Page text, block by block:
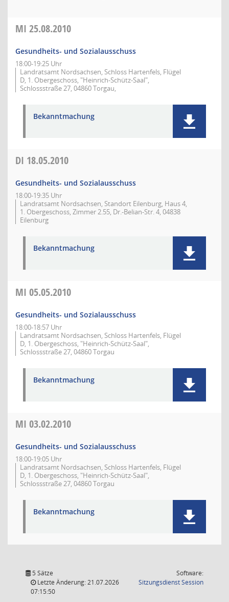
MI 25.08.2010
Gesundheits- und Sozialausschuss
18:00-19:25 Uhr
Landratsamt Nordsachsen, Schloss Hartenfels, Flügel
D, 1. Obergeschoss, "Heinrich-Schütz-Saal",
Schlossstraße 27, 04860 Torgau,
Bekanntmachung
DI 18.05.2010
Gesundheits- und Sozialausschuss
18:00-19:35 Uhr
Landratsamt Nordsachsen, Standort Eilenburg, Haus 4,
1. Obergeschoss, Zimmer 2.55, Dr.-Belian-Str. 4, 04838
Eilenburg
Bekanntmachung
MI 05.05.2010
Gesundheits- und Sozialausschuss
18:00-18:57 Uhr
Landratsamt Nordsachsen, Schloss Hartenfels, Flügel
D, 1. Obergeschoss, "Heinrich-Schütz-Saal",
Schlossstraße 27, 04860 Torgau
Bekanntmachung
MI 03.02.2010
Gesundheits- und Sozialausschuss
18:00-19:05 Uhr
Landratsamt Nordsachsen, Schloss Hartenfels, Flügel
D, 1. Obergeschoss, "Heinrich-Schütz-Saal",
Schlossstraße 27, 04860 Torgau
Bekanntmachung
5 Sätze
Letzte Änderung: 21.07.2026
07:15:50
Software:
SitzungsdienstSession(Wird in